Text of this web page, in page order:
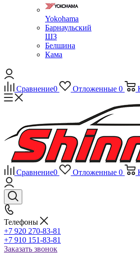
Yokohama
Барнаульский
ШЗ
Белшина
Кама
Сравнение0 Отложенные 0
Сравнение0 Отложенные 0
Телефоны
+7 920 270-83-81
+7 910 151-83-81
Заказать звонок